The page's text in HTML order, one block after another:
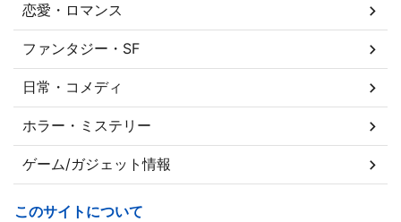
恋愛・ロマンス
ファンタジー・SF
日常・コメディ
ホラー・ミステリー
ゲーム/ガジェット情報
このサイトについて